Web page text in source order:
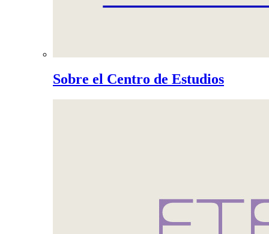
Sobre el Centro de Estudios